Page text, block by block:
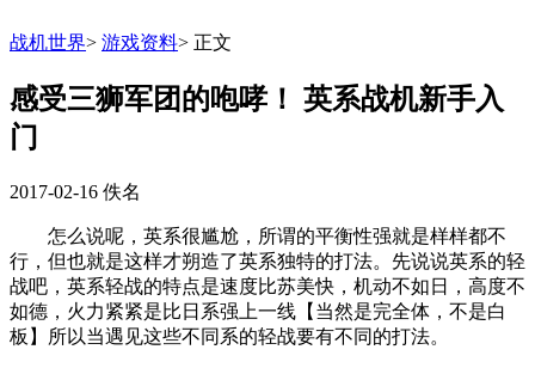
战机世界> 游戏资料> 正文
感受三狮军团的咆哮！ 英系战机新手入
门
2017-02-16 佚名
怎么说呢，英系很尴尬，所谓的平衡性强就是样样都不
行，但也就是这样才朔造了英系独特的打法。先说说英系的轻
战吧，英系轻战的特点是速度比苏美快，机动不如日，高度不
如德，火力紧紧是比日系强上一线【当然是完全体，不是白
板】所以当遇见这些不同系的轻战要有不同的打法。